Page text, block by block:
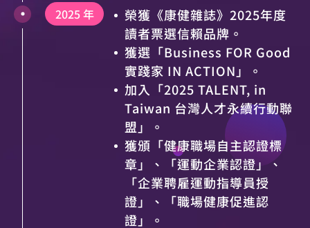
2025 年
榮獲《康健雜誌》2025年度
讀者票選信賴品牌。
獲選「Business FOR Good
實踐家 IN ACTION」。
加入「2025 TALENT, in
Taiwan 台灣人才永續行動聯
盟」。
獲頒「健康職場自主認證標
章」、「運動企業認證」、
「企業聘雇運動指導員授
證」、「職場健康促進認
證」。